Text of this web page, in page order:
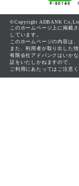
©Copyright ADBANK
このホームページ上に掲載
しています。
このホームページの内容は
また、利用者が取り出した
有限会社アドバンクはいか
証をいたしかねますので、
ご利用にあたってはご注意く